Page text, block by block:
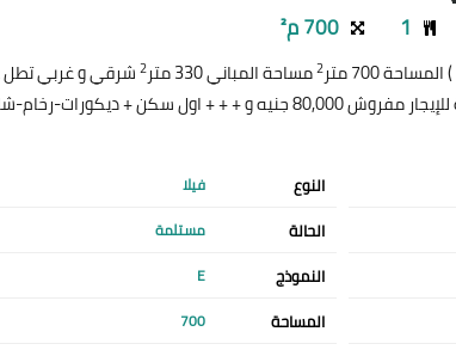
1 700 م²
) المساحة 700 متر 2مساحة المباني 330 متر 2
النوع فيلا
الحالة مستلمة
النموذج E
المساحة 700